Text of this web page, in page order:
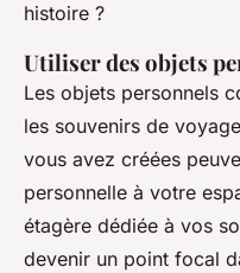
histoire ?
Utiliser des objets
Les objets personnels
les souvenirs de
vous avez créées
personnelle à votre
étagère dédiée à vos
devenir un point focal